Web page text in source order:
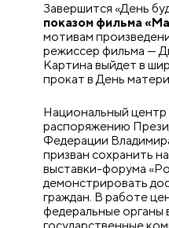
Завершится «День
показом фильма
мотивам
режиссер фильма —
Картина выйдет в
прокат в День
Национальный центр
распоряжению
Федерации
призван сохранить
выставки-форума
демонстрировать
граждан. В работе
федеральные органы